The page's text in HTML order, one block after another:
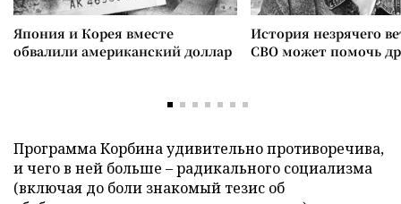
Япония и Корея вместе
обвалили американский доллар
История незрячего
СВО может помочь
Программа Корбина удивительно противоречива,
и чего в ней больше – радикального социализма
(включая до боли знакомый тезис об